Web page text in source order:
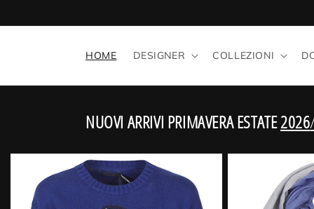
ai contenuti
HOME DESIGNER COLLEZIONI
NUOVI ARRIVI PRIMAVERA ESTATE2026